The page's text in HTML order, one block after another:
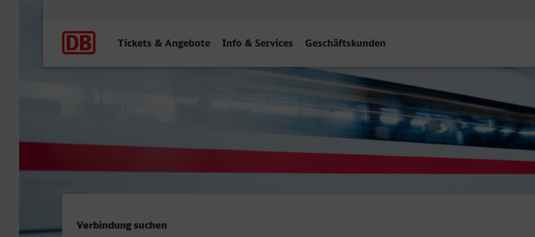
Tickets & Angebote Info & Services Geschäftskunden
Gelsenkirchen Hbf - Naumburg (Saale) Hbf
Verbindung suchen